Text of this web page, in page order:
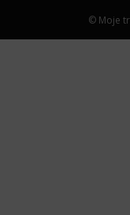
© Moje